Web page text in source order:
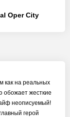
Oper City
как на реальных
обожает жесткие
неописуемый!
герой